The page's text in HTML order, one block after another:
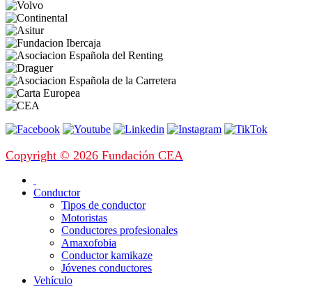
Copyright © 2026 Fundación CEA
Conductor
Tipos de conductor
Motoristas
Conductores profesionales
Amaxofobia
Conductor kamikaze
Jóvenes conductores
Vehículo